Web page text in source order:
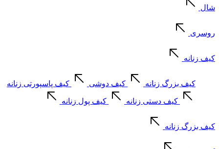
شال
روسری
کیف زنانه
کیف بزرگ زنانه کیف دوشی کیف پاسپورتی زنانه
کیف دستی زنانه کیف پول زنانه
کیف بزرگ زنانه